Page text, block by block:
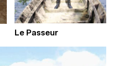
Le Passeur